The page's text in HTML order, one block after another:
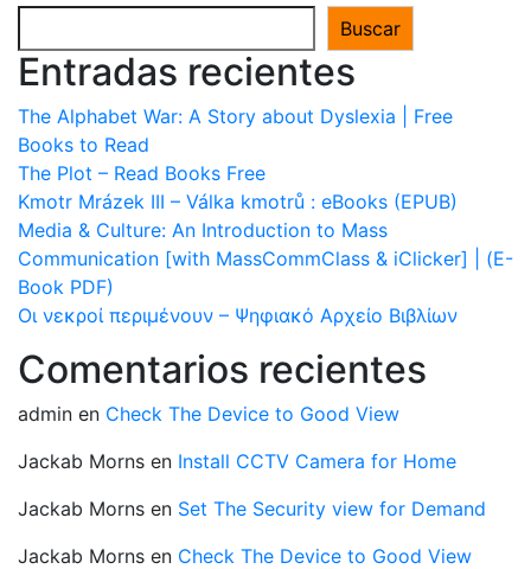
Buscar
Entradas recientes
The Alphabet War: A Story about Dyslexia | Free
Books to Read
The Plot – Read Books Free
Kmotr Mrázek III – Válka kmotrů : eBooks (EPUB)
Media & Culture: An Introduction to Mass
Communication [with MassCommClass & iClicker] | (E-
Book PDF)
Οι νεκροί περιμένουν – Ψηφιακό Αρχείο Βιβλίων
Comentarios recientes
admin en Check The Device to Good View
Jackab Morns en Install CCTV Camera for Home
Jackab Morns en Set The Security view for Demand
Jackab Morns en Check The Device to Good View